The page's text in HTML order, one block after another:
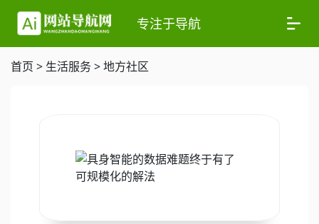
专注于导航
首页 > 生活服务>地方社区